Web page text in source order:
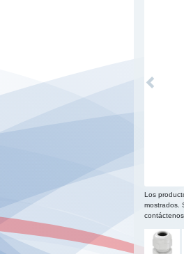
Previous
Los
mostrados.